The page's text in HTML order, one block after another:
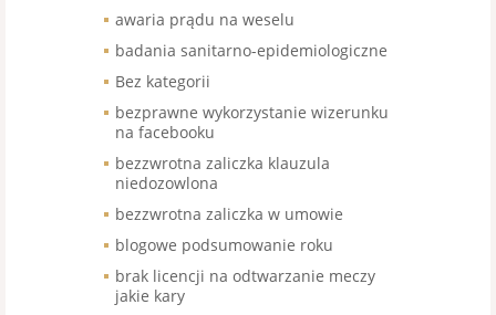
awaria prądu na weselu
badania sanitarno-epidemiologiczne
Bez kategorii
bezprawne wykorzystanie wizerunku
na facebooku
bezzwrotna zaliczka klauzula
niedozowlona
bezzwrotna zaliczka w umowie
blogowe podsumowanie roku
brak licencji na odtwarzanie meczy
jakie kary